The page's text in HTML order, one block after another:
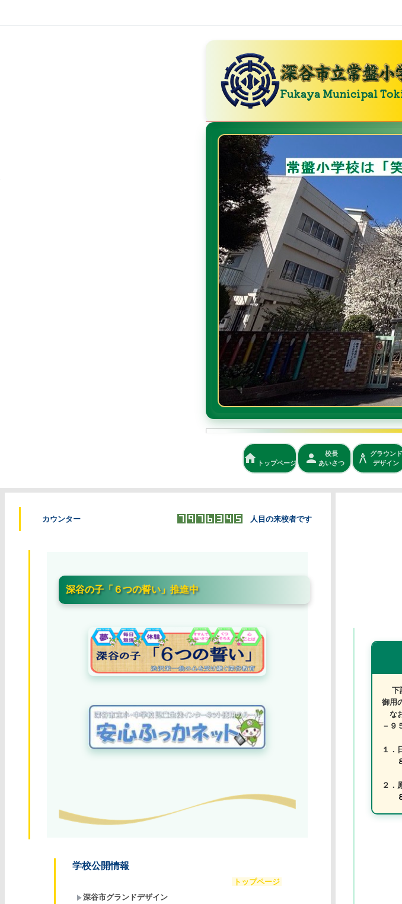
Fukaya Municipal
home トップページ person
校長
あいさつ
architecture グラウンド
デザイン
カウンター 人目の来校者です
深谷の子「６つの誓い」推進中
学校公開情報
トップページ
深谷市グランドデザイン
下
御用
な
－９
１．
２．